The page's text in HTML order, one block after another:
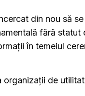
din nou să
fără statut
în temeiul
organizații de